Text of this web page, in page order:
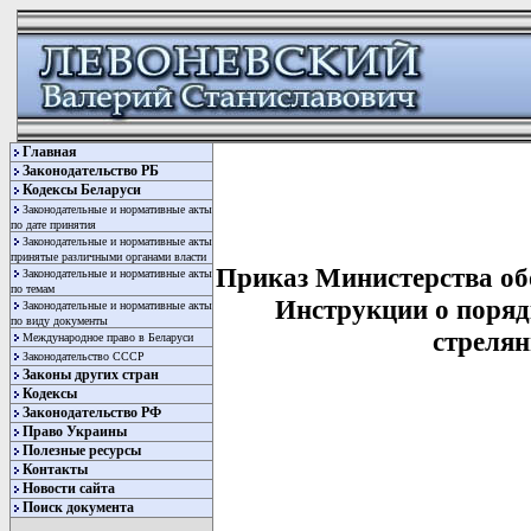
Главная
Законодательство РБ
Кодексы Беларуси
Законодательные и нормативные акты
по дате принятия
Законодательные и нормативные акты
принятые различными органами власти
Законодательные и нормативные акты
по темам
Законодательные и нормативные акты
по виду документы
Международное право в Беларуси
Законодательство СССР
Законы других стран
Кодексы
Законодательство РФ
Право Украины
Полезные ресурсы
Контакты
Новости сайта
Поиск документа
Приказ Министерства
Инструкции о